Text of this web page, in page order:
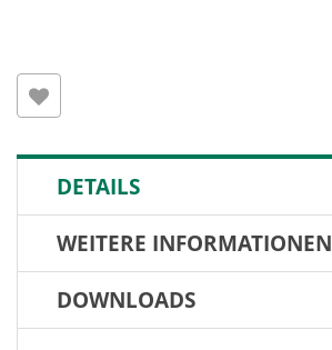
DETAILS
WEITERE INFORMATIONEN
DOWNLOADS